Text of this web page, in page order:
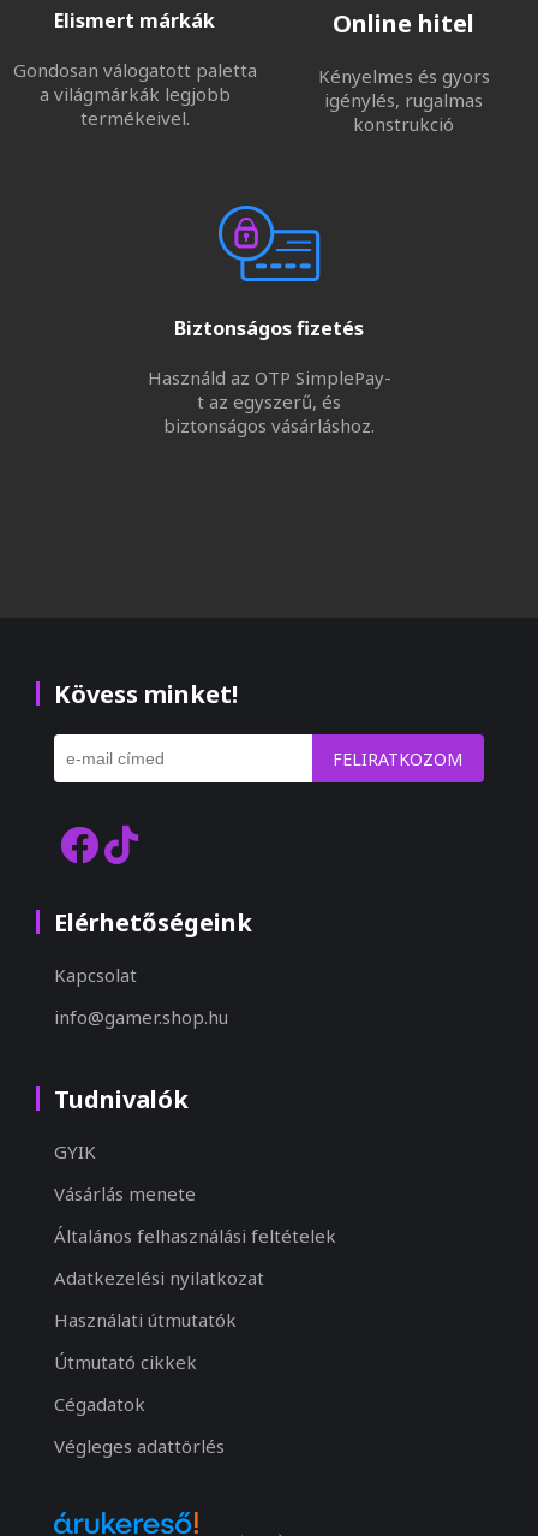
Elismert márkák
Gondosan válogatott paletta
a világmárkák legjobb
termékeivel.
Online hitel
Kényelmes és gyors
igénylés, rugalmas
konstrukció
Biztonságos fizetés
Használd az OTP SimplePay-
t az egyszerű, és
biztonságos vásárláshoz.
Kövess minket!
FELIRATKOZOM
Elérhetőségeink
Kapcsolat
info@gamer.shop.hu
Tudnivalók
GYIK
Vásárlás menete
Általános felhasználási feltételek
Adatkezelési nyilatkozat
Használati útmutatók
Útmutató cikkek
Cégadatok
Végleges adattörlés